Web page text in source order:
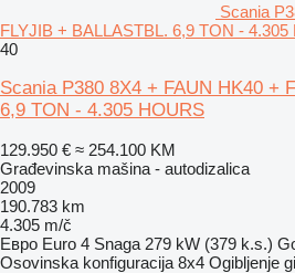
Scania
FLYJIB + BALLASTBL. 6,9 TON -
40
Scania P380 8X4 + FAUN HK40 +
6,9 TON - 4.305 HOURS
129.950 € ≈ 254.100 KM
Građevinska mašina - autodizalica
2009
190.783 km
4.305 m/č
Евро Euro 4 Snaga 279 kW (379 k.s.)
Osovinska konfiguracija 8x4 Ogibljenje